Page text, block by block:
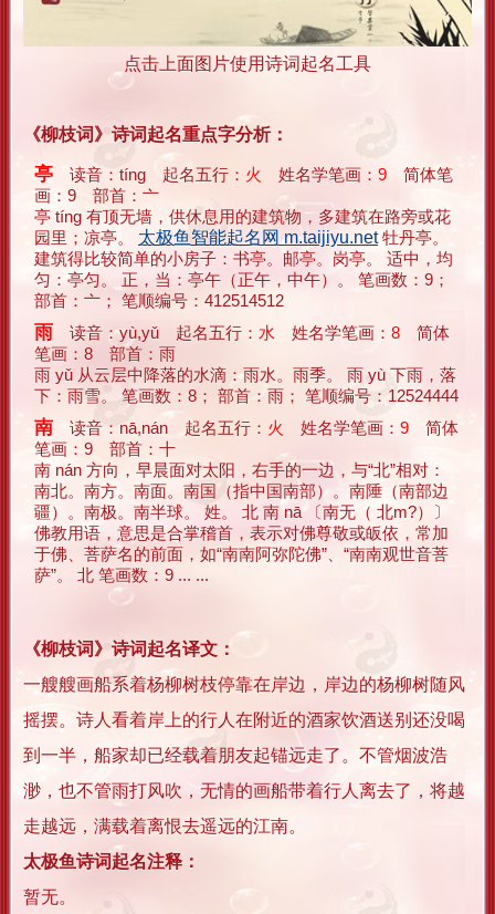
点击上面图片使用诗词起名工具
《柳枝词》诗词起名重点字分析：
亭 读音：tíng 起名五行： 火 姓名学笔画： 9 简体笔
画：9 部首：亠
亭 tíng 有顶无墙，供休息用的建筑物，多建筑在路旁或花
园里；凉亭。 太极鱼智能起名网 m.taijiyu.net牡丹亭。
建筑得比较简单的小房子：书亭。邮亭。岗亭。 适中，均
匀：亭匀。 正，当：亭午（正午，中午）。 笔画数：9；
部首：亠； 笔顺编号：412514512
雨 读音：yù,yǔ 起名五行： 水 姓名学笔画： 8 简体
笔画：8 部首：雨
雨 yǔ 从云层中降落的水滴：雨水。雨季。 雨 yù 下雨，落
下：雨雪。 笔画数：8； 部首：雨； 笔顺编号：12524444
南 读音：nā,nán 起名五行： 火 姓名学笔画： 9 简体
笔画：9 部首：十
南 nán 方向，早晨面对太阳，右手的一边，与“北”相对：
南北。南方。南面。南国（指中国南部）。南陲（南部边
疆）。南极。南半球。 姓。 北 南 nā 〔南无（ 北m?）〕
佛教用语，意思是合掌稽首，表示对佛尊敬或皈依，常加
于佛、菩萨名的前面，如“南南阿弥陀佛”、“南南观世音菩
萨”。 北 笔画数：9 ... ...
《柳枝词》诗词起名译文：
一艘艘画船系着杨柳树枝停靠在岸边，岸边的杨柳树随风
摇摆。诗人看着岸上的行人在附近的酒家饮酒送别还没喝
到一半，船家却已经载着朋友起锚远走了。不管烟波浩
渺，也不管雨打风吹，无情的画船带着行人离去了，将越
走越远，满载着离恨去遥远的江南。
太极鱼诗词起名注释：
暂无。